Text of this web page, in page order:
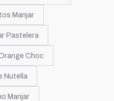
Manjar
Pastelera
Choc
Nutella
Manjar